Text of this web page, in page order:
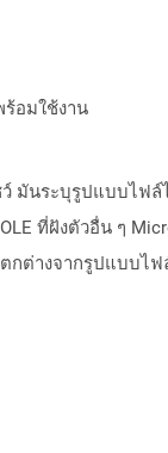
ร้อมใช้งาน
มันระบุรูปแบบไฟ
ที่ฝังตัวอื่น ๆ
กต่างจากรูปแบบไ